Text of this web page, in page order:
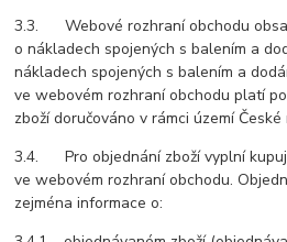
3.3. Webové rozhraní obchodu
o nákladech spojených s balením a
nákladech spojených s balením a
ve webovém rozhraní obchodu platí
zboží doručováno v rámci území České
3.4. Pro objednání zboží vyplní
ve webovém rozhraní obchodu.
zejména informace o: